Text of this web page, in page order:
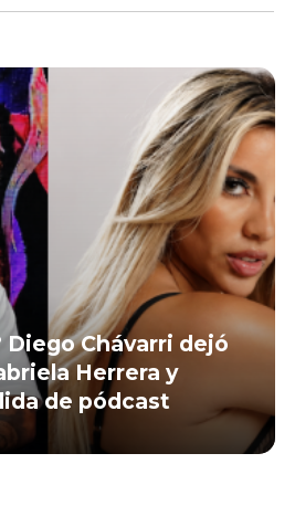
Diego Chávarri dejó
Herrera y
de pódcast